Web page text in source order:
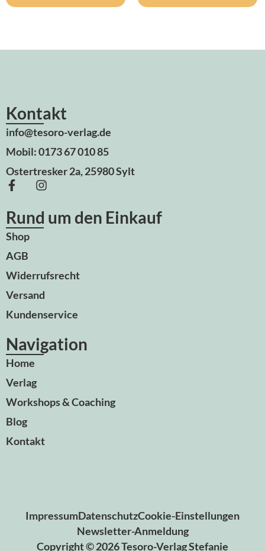
Kontakt
info@tesoro-verlag.de
Mobil: 0173 67 010 85
Ostertresker 2a, 25980 Sylt
Rund um den Einkauf
Shop
AGB
Widerrufsrecht
Versand
Kundenservice
Navigation
Home
Verlag
Workshops & Coaching
Blog
Kontakt
ImpressumDatenschutzCookie-Einstellungen
Newsletter-Anmeldung
Copyright © 2026 Tesoro-Verlag Stefanie